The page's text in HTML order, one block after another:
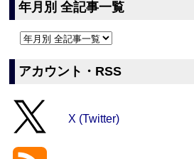
年月別 全記事一覧
アカウント・RSS
X (Twitter)